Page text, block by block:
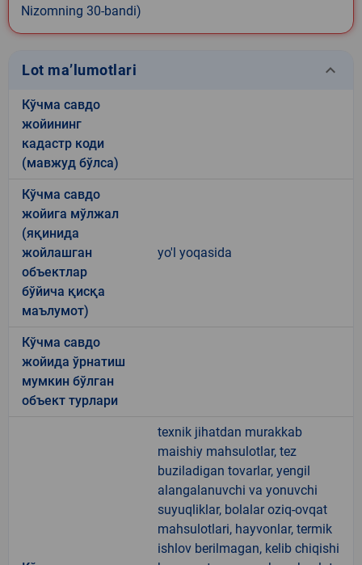
Nizomning 30-bandi)
Lot ma’lumotlari keyboard_arrow_down
Кўчма савдо
жойининг
кадастр коди
(мавжуд бўлса)
Кўчма савдо
жойига мўлжал
(яқинида
жойлашган
объектлар
бўйича қисқа
маълумот)
yo'l yoqasida
Кўчма савдо
жойида ўрнатиш
мумкин бўлган
объект турлари
texnik jihatdan murakkab
maishiy mahsulotlar, tez
buziladigan tovarlar, yengil
alangalanuvchi va yonuvchi
suyuqliklar, bolalar oziq-ovqat
mahsulotlari, hayvonlar, termik
ishlov berilmagan, kelib chiqishi